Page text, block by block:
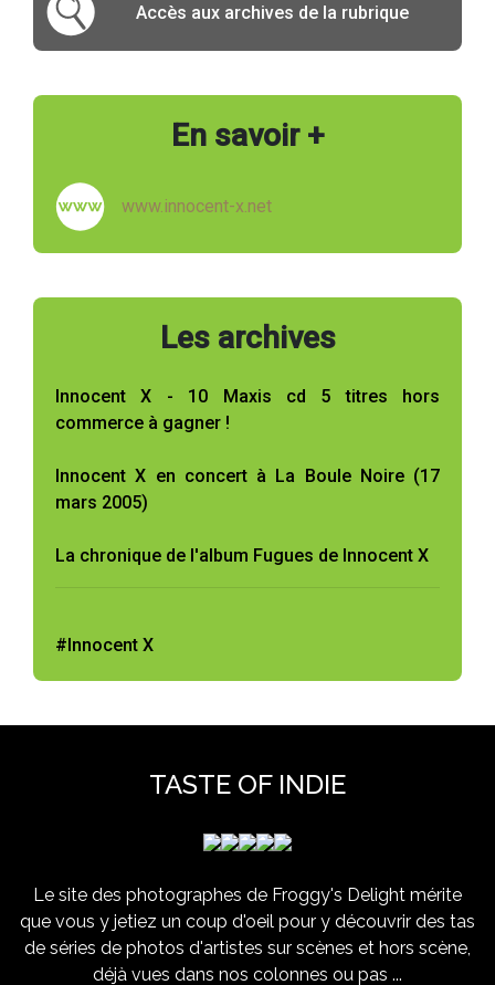
Accès aux archives de la rubrique
En savoir +
www.innocent-x.net
Les archives
Innocent X - 10 Maxis cd 5 titres hors
commerce à gagner !
Innocent X en concert à La Boule Noire (17
mars 2005)
La chronique de l'album Fugues de Innocent X
#Innocent X
TASTE OF INDIE
Le site des photographes de Froggy's Delight mérite
que vous y jetiez un coup d'oeil pour y découvrir des tas
de séries de photos d'artistes sur scènes et hors scène,
déjà vues dans nos colonnes ou pas ...